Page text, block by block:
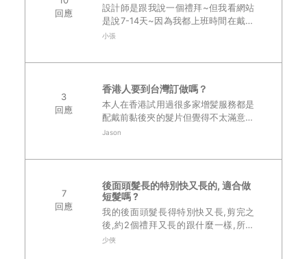
回應
設計師是跟我說一個禮拜~但我看網站
是說7-14天~因為我都上班時間在戴而
已(無塵室8小時)回到家後都不會戴~放
小張
3
回應
香港人要到台灣訂做嗎？
本人在香港試用過很多家增髪服務都是
配戴前黏後夾的髮片但覺得不太滿意，
如更衣時及臥在床也不舒適。在網上看
Jason
7
回應
後面頭髮長的特別快又長的, 適合做
短髮嗎 ?
我的後面頭髮長得特別快又長,剪完之
後,約2個禮拜又長的跟什麼一樣,所以
訂製假髮時 ,都選用長髮來做掩飾,是有
少俠